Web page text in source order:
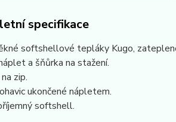
specifikace
softshellové tepláky Kugo,
a šňůrka na stažení.
zip.
ukončené nápletem.
softshell.